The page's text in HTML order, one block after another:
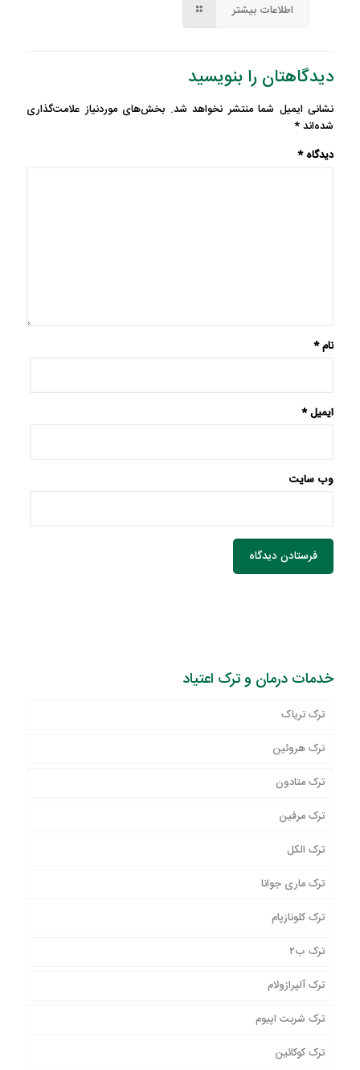
اطلاعات بیشتر
دیدگاهتان را بنویسید
نشانی ایمیل شما منتشر نخواهد شد. بخش‌های موردنیاز علامت‌گذاری
شده‌اند*
دیدگاه*
نام*
ایمیل*
وب‌ سایت
خدمات درمان و ترک اعتیاد
ترک تریاک
ترک هروئین
ترک متادون
ترک مرفین
ترک الکل
ترک ماری جوانا
ترک کلونازپام
ترک ب۲
ترک آلپرازولام
ترک شربت اپیوم
ترک کوکائین